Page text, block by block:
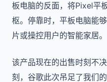
板电脑的反面，将Pixel平
枢。停靠时，平板电脑能
片或操控用户的智能家居。
该产品现在的出售时刻不
刻，谷歌此次吊足了我们